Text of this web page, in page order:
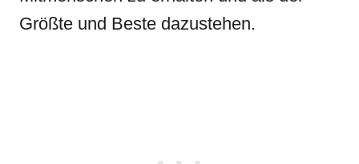
Größte und Beste dazustehen.